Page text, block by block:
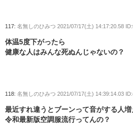
117: 名無しのひみつ 2021/07/17(土) 14:17:20.58
体温5度下がったら
健康な人はみんな死ぬんじゃないの？
118: 名無しのひみつ 2021/07/17(土) 14:39:14.03
最近すれ違うとブーンって音がする人増
令和最新版空調服流行ってんの？